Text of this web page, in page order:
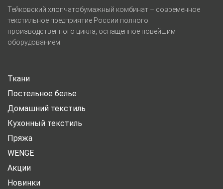
Тейковский хлопчатобумажный комбинат – современное
текстильное предприятие России полного
производственного цикла, оснащенное новейшим
оборудованием.
Ткани
Постельное белье
Домашний текстиль
Кухонный текстиль
Пряжа
WENGE
Акции
Новинки